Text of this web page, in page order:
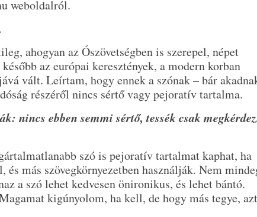
weboldalról.
ahogyan az Ószövetségben is szerepel, népet
az európai keresztények, a modern korban
vált. Leírtam, hogy ennek a szónak – bár
részéről nincs sértő vagy pejoratív tartalma.
nincs ebben semmi sértő, tessék csak
szó is pejoratív tartalmat kaphat, ha
más szövegkörnyezetben használják. Nem
a szó lehet kedvesen önironikus, és lehet bántó.
kigúnyolom, ha kell, de hogy más tegye, azt